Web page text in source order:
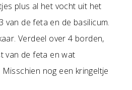
plus al het vocht uit het
van de feta en de basilicum.
Verdeel over 4 borden,
van de feta en wat
nog een kringeltje